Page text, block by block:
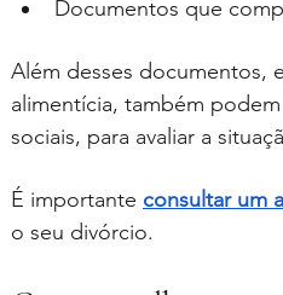
Documentos que
Além desses documentos,
alimentícia, também
sociais, para avaliar a
É importante consultar um
o seu divórcio.